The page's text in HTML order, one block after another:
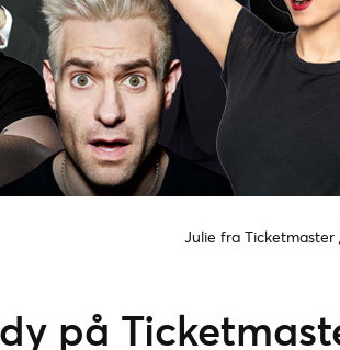
Julie fra Ticketmaster
på